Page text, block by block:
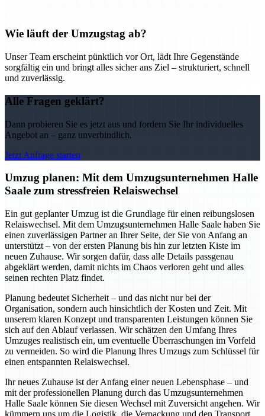
Wie läuft der Umzugstag ab?
Unser Team erscheint pünktlich vor Ort, lädt Ihre Gegenstände
sorgfältig ein und bringt alles sicher ans Ziel – strukturiert, schnell
und zuverlässig.
Alle Fragen geklärt?
Dann probieren Sie es jetzt aus und fordern Sie Ihr individuelles
Angebot an – ganz unverbindlich.
Jetzt Anfrage starten
Umzug planen: Mit dem Umzugsunternehmen Halle
Saale zum stressfreien Relaiswechsel
Ein gut geplanter Umzug ist die Grundlage für einen reibungslosen
Relaiswechsel. Mit dem Umzugsunternehmen Halle Saale haben Sie
einen zuverlässigen Partner an Ihrer Seite, der Sie von Anfang an
unterstützt – von der ersten Planung bis hin zur letzten Kiste im
neuen Zuhause. Wir sorgen dafür, dass alle Details passgenau
abgeklärt werden, damit nichts im Chaos verloren geht und alles
seinen rechten Platz findet.
Planung bedeutet Sicherheit – und das nicht nur bei der
Organisation, sondern auch hinsichtlich der Kosten und Zeit. Mit
unserem klaren Konzept und transparenten Leistungen können Sie
sich auf den Ablauf verlassen. Wir schätzen den Umfang Ihres
Umzuges realistisch ein, um eventuelle Überraschungen im Vorfeld
zu vermeiden. So wird die Planung Ihres Umzugs zum Schlüssel für
einen entspannten Relaiswechsel.
Ihr neues Zuhause ist der Anfang einer neuen Lebensphase – und
mit der professionellen Planung durch das Umzugsunternehmen
Halle Saale können Sie diesen Wechsel mit Zuversicht angehen. Wir
kümmern uns um die Logistik, die Verpackung und den Transport,